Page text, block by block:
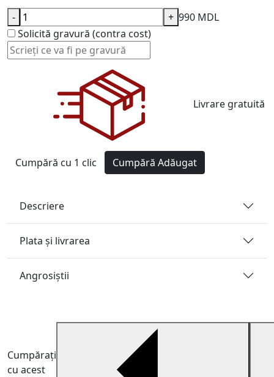
990 MDL
Solicită gravură (contra cost)
- +
Livrare gratuită
Cumpără cu 1 clic Cumpără Adăugat
Descriere
Plata și livrarea
Angrosiştii
Cumpărați
cu acest